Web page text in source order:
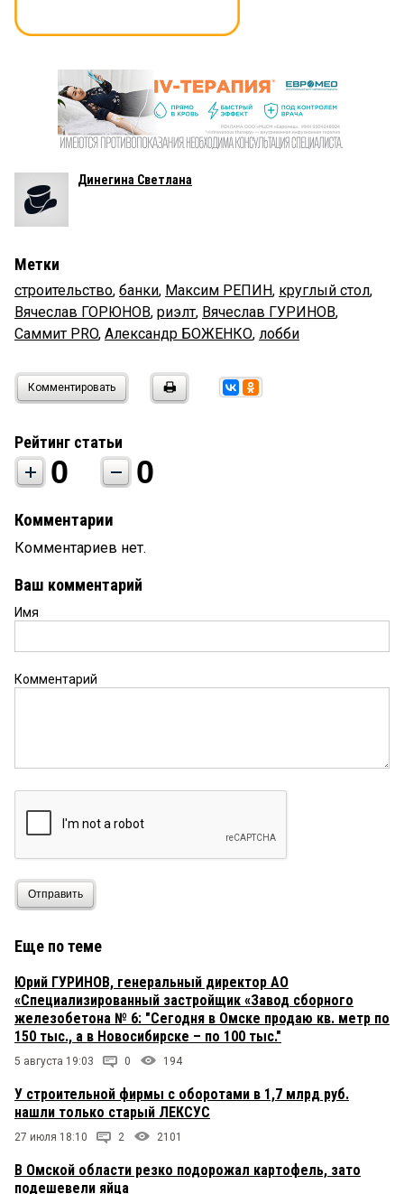
Динегина Светлана
Метки
строительство, банки, Максим РЕПИН, круглый стол,
Вячеслав ГОРЮНОВ, риэлт, Вячеслав ГУРИНОВ,
Саммит PRO, Александр БОЖЕНКО, лобби
Комментировать
Рейтинг статьи
0 0
Комментарии
Комментариев нет.
Ваш комментарий
Имя
Комментарий
Отправить
Еще по теме
Юрий ГУРИНОВ, генеральный директор АО
«Специализированный застройщик «Завод сборного
железобетона № 6: "Сегодня в Омске продаю кв. метр по
150 тыс., а в Новосибирске – по 100 тыс."
5 августа 19:03 0 194
У строительной фирмы с оборотами в 1,7 млрд руб.
нашли только старый ЛЕКСУС
27 июля 18:10 2 2101
В Омской области резко подорожал картофель, зато
подешевели яйца